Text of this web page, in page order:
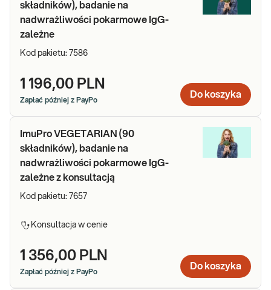
składników), badanie na
nadwrażliwości pokarmowe IgG-
zależne
Kod pakietu: 7586
1 196,00 PLN
Zapłać później z PayPo
Do koszyka
ImuPro VEGETARIAN (90
składników), badanie na
nadwrażliwości pokarmowe IgG-
zależne z konsultacją
Kod pakietu: 7657
Konsultacja w cenie
1 356,00 PLN
Zapłać później z PayPo
Do koszyka